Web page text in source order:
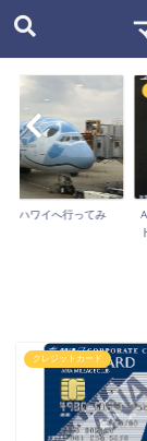
でハワイへ行ってみ
クレジットカード